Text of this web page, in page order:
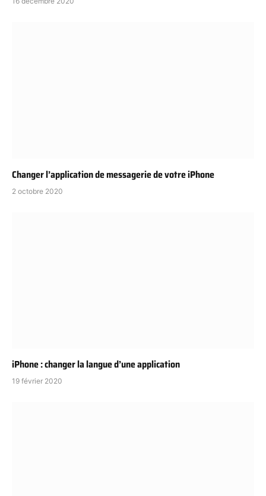
Changer l’application de messagerie de votre iPhone
2 octobre 2020
iPhone : changer la langue d’une application
19 février 2020